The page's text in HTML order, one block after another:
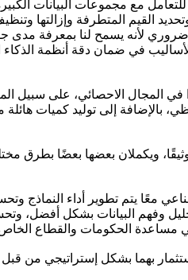
مع مجموعات البيانات
القيم المتطرفة وإزالتها
ضروري لأنه يسمح لنا بمعرفة
في ضمان دقة أنظمة الذكاء
في المجال الاحصائي، على سبيل
إلى توليد كميات هائلة
ويكملان بعضها بعضًا بطرق
معًا يتم تطوير أداء
وفهم البيانات بشكل أفضل،
بهما بشكل إستراتيجي من قبل